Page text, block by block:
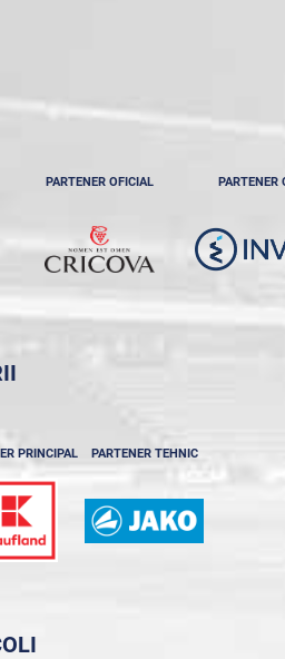
PARTENER OFICIAL PARTENER
PRINCIPAL PARTENER TEHNIC